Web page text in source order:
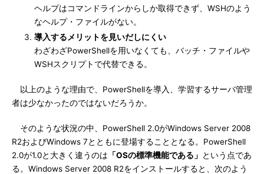
ヘルプはコマンドラインからしか取得できず、WSHのよう
なヘルプ・ファイルがない。
導入するメリットを見いだしにくい
わざわざPowerShellを用いなくても、バッチ・ファイルや
WSHスクリプトで代替できる。
以上のような理由で、PowerShellを導入、学習するサーバ管理
者は少なかったのではないだろうか。
そのような状況の中、PowerShell 2.0がWindows Server 2008
R2およびWindows 7とともに登場することとなる。PowerShell
2.0が1.0と大きく違うのは 「OSの標準機能である」 という点であ
る。Windows Server 2008 R2をインストールすると、次のよう